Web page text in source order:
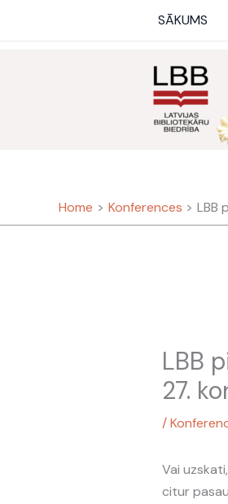
SĀKUMS
Home Konferences LBB
LBB
27.
/
Vai
citur